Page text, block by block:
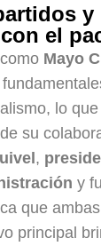
y
el
como Mayo
lo
su
,
y
que
principal